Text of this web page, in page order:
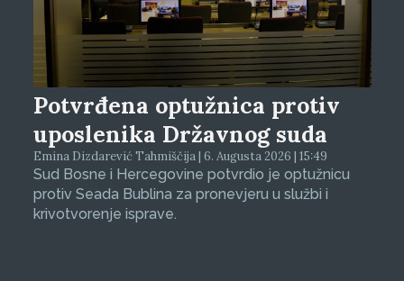
Potvrđena optužnica protiv
uposlenika Državnog suda
Emina Dizdarević Tahmiščija | 6. Augusta 2026 | 15:49
Sud Bosne i Hercegovine potvrdio je optužnicu
protiv Seada Bublina za pronevjeru u službi i
krivotvorenje isprave.